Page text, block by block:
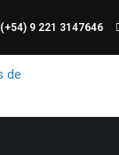
(+54) 9 221 3147646